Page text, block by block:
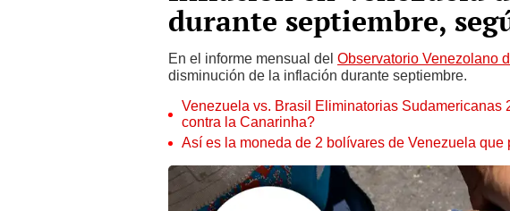
durante septiembre,
En el informe mensual del Observatorio Venezolano
disminución de la inflación durante septiembre.
Venezuela vs. Brasil Eliminatorias
contra la Canarinha?
Así es la moneda de 2 bolívares de Venezuela